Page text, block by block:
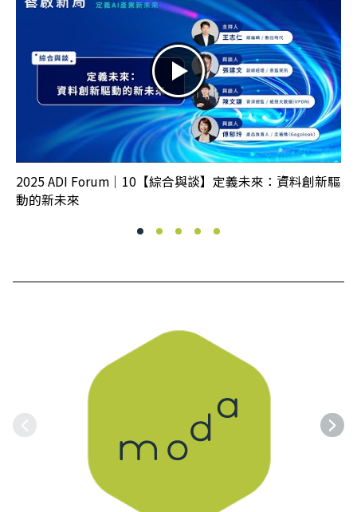
2025 ADI Forum｜10【綜合與談】定義未來：資料創新驅
動的新未來
上一組相關連結 下一